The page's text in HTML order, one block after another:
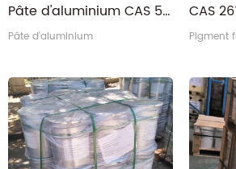
Pâte d'aluminium CAS 5567-15-7
Pâte d'aluminium Pigment